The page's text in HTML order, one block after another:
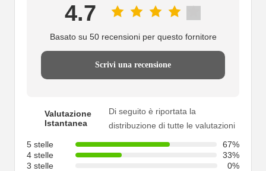
4.7
Basato su 50 recensioni per questo fornitore
Scrivi una recensione
Valutazione
Istantanea
Di seguito è riportata la
distribuzione di tutte le valutazioni
5 stelle
67%
4 stelle
33%
3 stelle
0%